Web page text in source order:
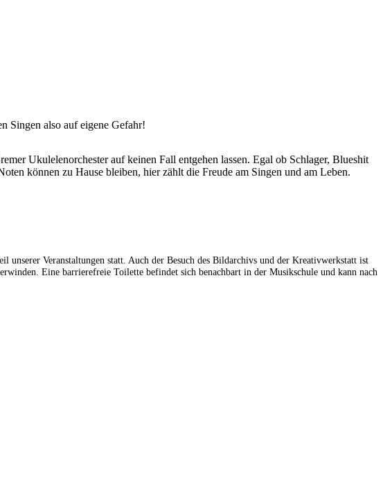
Singen also auf eigene Gefahr!
Ukulelenorchester auf keinen Fall entgehen lassen. Egal ob Schlager, Blueshit
können zu Hause bleiben, hier zählt die Freude am Singen und am Leben.
Veranstaltungen statt. Auch der Besuch des Bildarchivs und der Kreativwerkstatt ist
Eine barrierefreie Toilette befindet sich benachbart in der Musikschule und kann nach